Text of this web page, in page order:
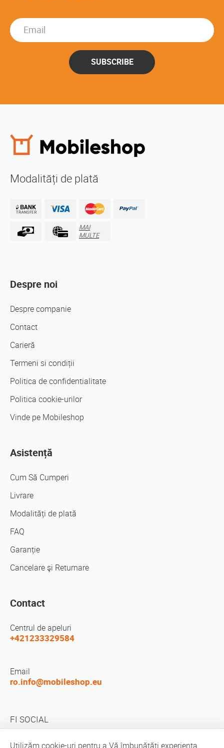
SUBSCRIBE
Modalități de plată
MAI
MULTE
Despre noi
Despre companie
Contact
Carieră
Termeni si condiții
Politica de confidentialitate
Politica cookie-urilor
Vinde pe Mobileshop
Asistență
Cum Să Cumperi
Livrare
Modalități de plată
FAQ
Garanție
Cancelare şi Returnare
Contact
Centrul de apeluri
+421233329584
Email
ro.info@mobileshop.eu
FI SOCIAL
Utilizăm cookie-uri pentru a Vă îmbunătăți experiența.